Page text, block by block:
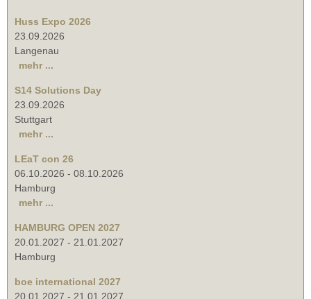
Huss Expo 2026
23.09.2026
Langenau
mehr ...
S14 Solutions Day
23.09.2026
Stuttgart
mehr ...
LEaT con 26
06.10.2026 - 08.10.2026
Hamburg
mehr ...
HAMBURG OPEN 2027
20.01.2027 - 21.01.2027
Hamburg
boe international 2027
20.01.2027 - 21.01.2027